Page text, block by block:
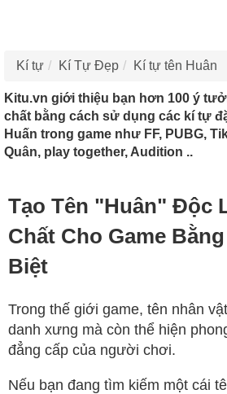
Kí tự Kí Tự Đẹp Kí tự tên Huân
Kitu.vn giới thiệu bạn hơn 100 ý
chất bằng cách sử dụng các kí tự
Huấn trong game như FF, PUBG,
Quân, play together, Audition ..
Tạo Tên "Huân" Độc
Chất Cho Game
Biệt
Trong thế giới game, tên nhân
danh xưng mà còn thể hiện
đẳng cấp của người chơi.
Nếu bạn đang tìm kiếm một cái